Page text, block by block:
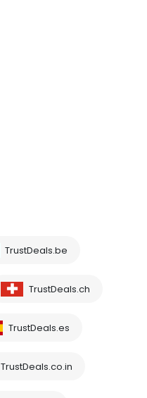
TrustDeals.be
TrustDeals.ch
TrustDeals.es
TrustDeals.co.in